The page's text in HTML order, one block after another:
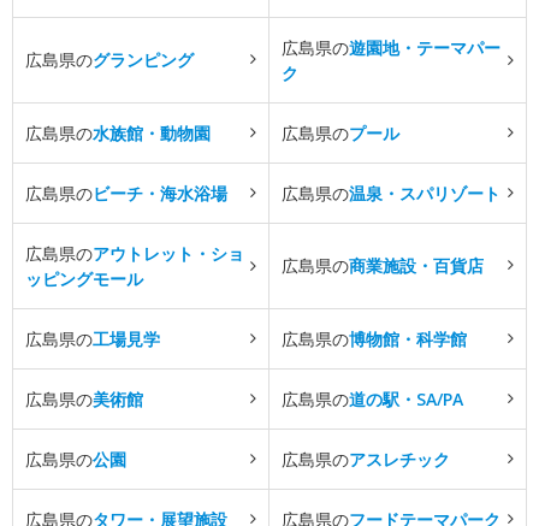
広島県のグランピング
広島県の遊園地・テーマパー
ク
広島県の水族館・動物園 広島県のプール
広島県のビーチ・海水浴場 広島県の温泉・スパリゾート
広島県のアウトレット・ショ
ッピングモール
広島県の商業施設・百貨店
広島県の工場見学 広島県の博物館・科学館
広島県の美術館 広島県の道の駅・SA/PA
広島県の公園 広島県のアスレチック
広島県のタワー・展望施設 広島県のフードテーマパーク